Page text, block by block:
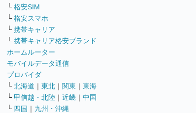
└ 格安SIM
└ 格安スマホ
└ 携帯キャリア
└ 携帯キャリア格安ブランド
ホームルーター
モバイルデータ通信
プロバイダ
└ 北海道 ｜ 東北 ｜ 関東 ｜ 東海
└ 甲信越・北陸 ｜ 近畿 ｜ 中国
└ 四国 ｜ 九州・沖縄